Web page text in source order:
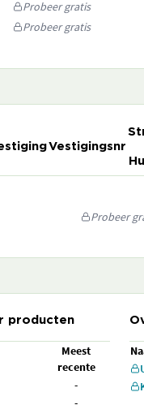
Probeer gratis
Probeer gratis
Vestigingsnr
Probeer
producten
Meest
recente
-